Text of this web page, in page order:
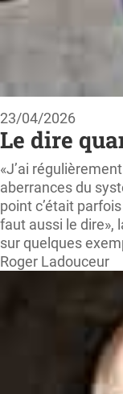
23/04/2026
Le dire
«J’ai
aberrances du
point c’était
faut aussi le dire»,
sur quelques
Roger Ladouceur